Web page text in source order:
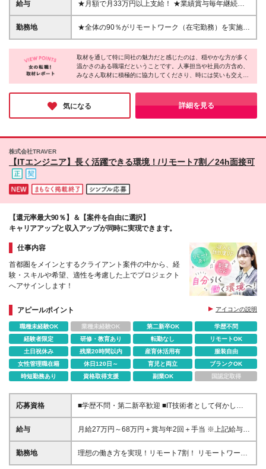
で選んでスキルを広げたい ★リモート環境で効率的
に働きたい ★大手案件で上流工程にチャレンジした
給与
★月額で月33万円以上支給！ ★業績賞与毎年継続し
て支給中 ★経験3年で月額40万円も実現可 ■年俸制
400万円～800万円＋業績賞与あり（毎年継続して支
期間は3ヵ月です。その間の待遇の差異はありません
★平均年収★ ・20～25歳／467万4571円 ・26～30
歳／494万4880円 ・31～35歳／518万9800円 ・36～
勤務地
★全体の90％がリモートワーク（在宅勤務）を実施中
★フルリモート案件あり 東京都内、神奈川県、千葉
県、埼玉県の各プロジェクト先または自宅にて勤務し
ていただきます。 【東京本社】 東京都台東区浅草橋
5-2-3 鈴和ビル6F (変更の範囲)上記を除く当社関連勤
務地
取材を通して特に同社の魅力だと感じたのは、穏やかな方が多く
温かさのある職場だということです。人事担当や社員の方含め、
みなさん取材に積極的に協力してくださり、時には笑いも交えな
がら穏やかな雰囲気で取材が進みました。そんな居心地の良い環
境だからこそ、勤続年数17年の社員が在籍しているなど、定着率
も高いそう。オフィスには無料で飲めるドリンクも設置してあ
り、仕事の息抜きにみなさん活用しているそうです♪
気になる 詳細を見る
株式会社TRAVER
【ITエンジニア】長く活躍できる環境！/リモート7割／24h面接可
【還元率最大90％】＆【案件を自由に選択】
キャリアアップと収入アップが同時に実現できます。
仕事内容
首都圏をメインとするクライアント案件の中から、経
験・スキルや希望、適性を考慮した上でプロジェクト
へアサインします！
アピールポイント アイコンの説明
職種未経験OK 業種未経験OK 第二新卒OK
学歴不問
経験者限定
研修・教育あり 転勤なし
リモートOK
土日祝休み
残業20時間以内 産育休活用有
服装自由
女性管理職在籍
休日120日～ 育児と両立
ブランクOK
時短勤務あり
資格取得支援 副業OK 国認定取得
応募資格
■学歴不問・第二新卒歓迎 ■IT技術者として何かしら
の経験をお持ちの方（半年以上） ※システムやインフ
ラにおいて開発や構築、運用保守までOK！ ※テスト
迎！ ※ポテンシャル重視！経験プロセスやフェーズは
一切問いません！
給与
月給27万円～68万円＋賞与年2回＋手当 ※上記給与に
は固定残業代として30時間分（5万2,000円）が含ま
れています。 ※超過分は別途支給します。 ※経験・能
勤務地
理想の働き方を実現！リモート7割！ リモートワーク
or全国のプロジェクト先 ◆フルリモート多数！好きな